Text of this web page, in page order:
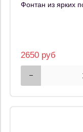
Фонтан из ярких
2650 руб